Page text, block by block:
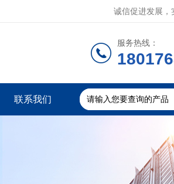
诚信促进发展，
服务热线：
联系我们